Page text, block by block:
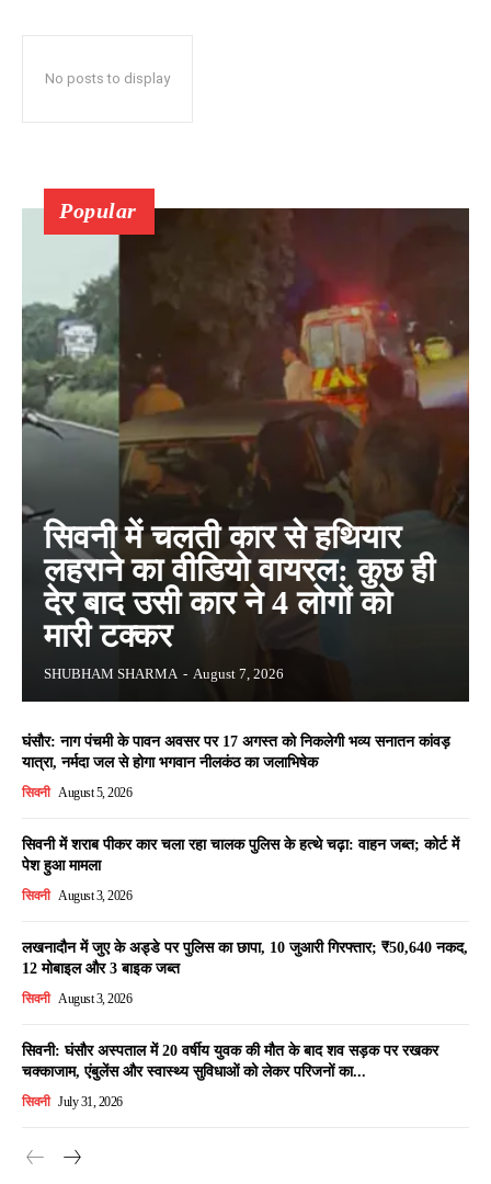
No posts to display
Popular
सिवनी में चलती कार से हथियार
लहराने का वीडियो वायरल: कुछ ही
देर बाद उसी कार ने 4 लोगों को
मारी टक्कर
SHUBHAM SHARMA - August 7, 2026
घंसौर: नाग पंचमी के पावन अवसर पर 17 अगस्त को निकलेगी भव्य सनातन कांवड़
यात्रा, नर्मदा जल से होगा भगवान नीलकंठ का जलाभिषेक
सिवनी August 5, 2026
सिवनी में शराब पीकर कार चला रहा चालक पुलिस के हत्थे चढ़ा: वाहन जब्त; कोर्ट में
पेश हुआ मामला
सिवनी August 3, 2026
लखनादौन में जुए के अड्डे पर पुलिस का छापा, 10 जुआरी गिरफ्तार; ₹50,640 नकद,
12 मोबाइल और 3 बाइक जब्त
सिवनी August 3, 2026
सिवनी: घंसौर अस्पताल में 20 वर्षीय युवक की मौत के बाद शव सड़क पर रखकर
चक्काजाम, एंबुलेंस और स्वास्थ्य सुविधाओं को लेकर परिजनों का...
सिवनी July 31, 2026